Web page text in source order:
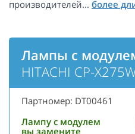
производителей...
Лампы с
HITACHI CP-
Партномер: DT00461
Лампу с модулем
вы замените